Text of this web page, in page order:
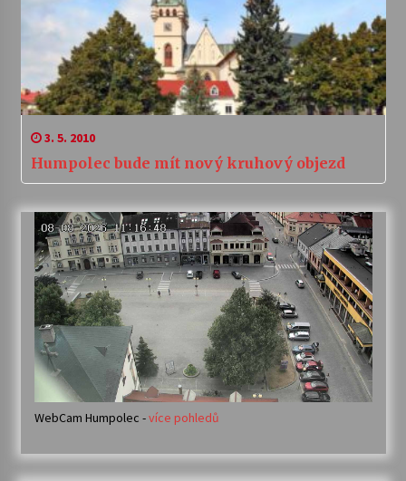
3. 5. 2010
Humpolec bude mít nový kruhový objezd
WebCam Humpolec -více pohledů